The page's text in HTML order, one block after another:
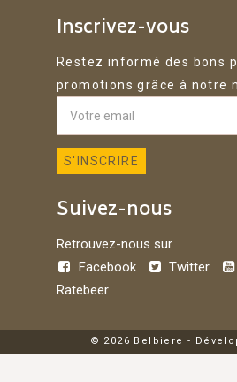
Inscrivez-vous
Restez informé des bons
promotions grâce à notre
Suivez-nous
Retrouvez-nous sur
Facebook
Twitter
Ratebeer
© 2026 Belbiere -